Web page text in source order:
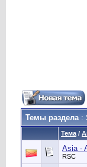
Темы раздела:
Тема /
Asia -
RSC